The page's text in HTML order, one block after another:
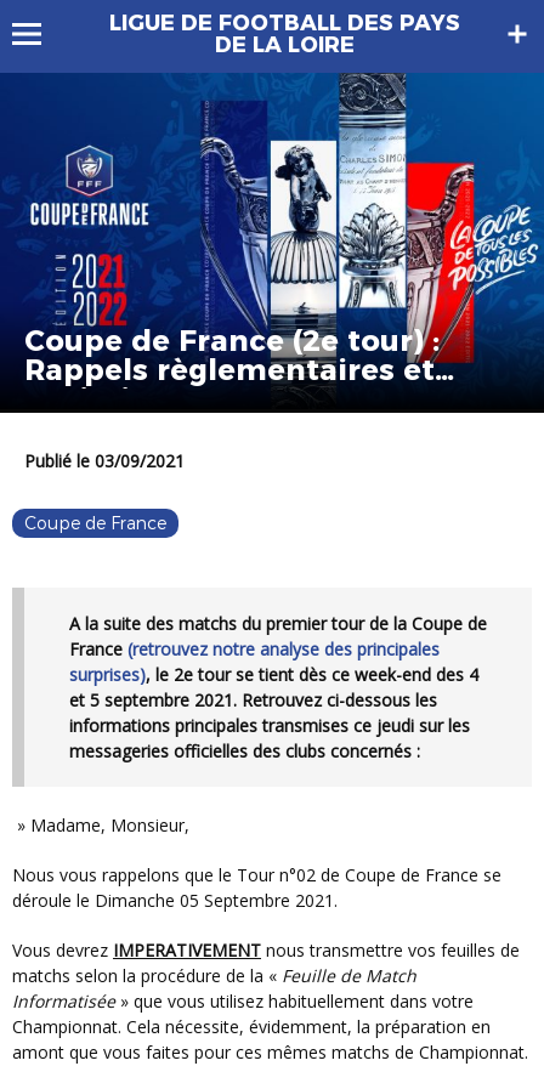
LIGUE DE FOOTBALL DES PAYS
DE LA LOIRE
Coupe de France (2e tour) :
Rappels règlementaires et
sanitaires
Publié le 03/09/2021
Coupe de France
A la suite des matchs du premier tour de la Coupe de
France (retrouvez notre analyse des principales
surprises), le 2e tour se tient dès ce week-end des 4
et 5 septembre 2021. Retrouvez ci-dessous les
informations principales transmises ce jeudi sur les
messageries officielles des clubs concernés :
» Madame, Monsieur,
Nous vous rappelons que le Tour n°02 de Coupe de France se
déroule le Dimanche 05 Septembre 2021.
Vous devrez IMPERATIVEMENT nous transmettre vos feuilles de
matchs selon la procédure de la « Feuille de Match
Informatisée» que vous utilisez habituellement dans votre
Championnat. Cela nécessite, évidemment, la préparation en
amont que vous faites pour ces mêmes matchs de Championnat.